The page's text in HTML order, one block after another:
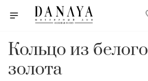
Кольцо из белого
золота